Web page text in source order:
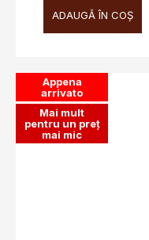
ADAUGĂ ÎN COŞ
Appena
arrivato
Mai mult
pentru un preț
mai mic